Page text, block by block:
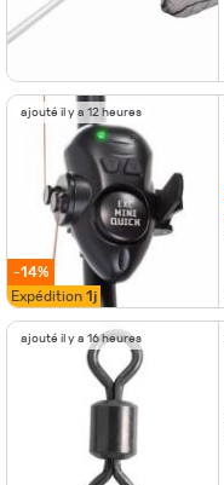
ajouté il y a 12 heures
-14%
Expédition 1j
ajouté il y a 16 heures